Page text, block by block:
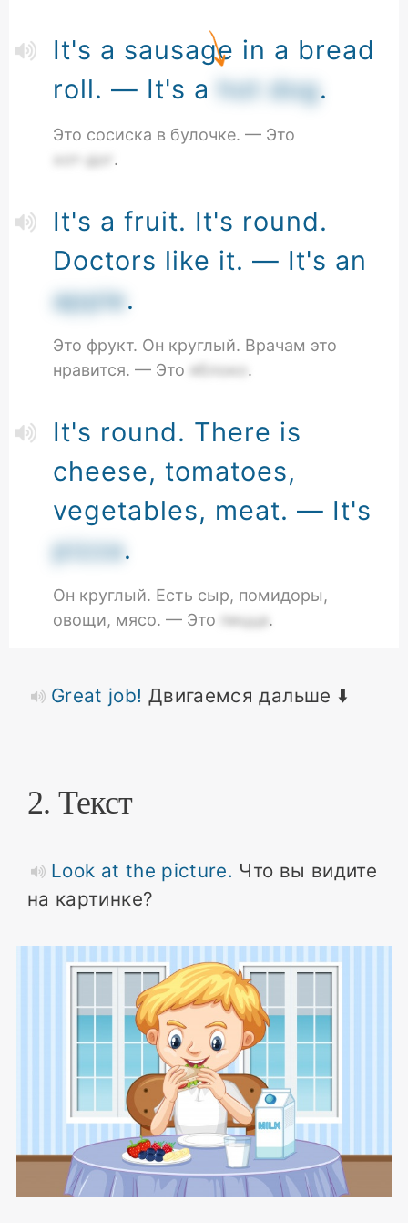
It's a sausage in a bread
roll. — It's a hot dog.
Это сосиска в булочке. — Это
хот-дог .
It's a fruit. It's round.
Doctors like it. — It's an
apple.
Это фрукт. Он круглый. Врачам это
нравится. — Это яблоко .
It's round. There is
cheese, tomatoes,
vegetables, meat. — It's
pizza.
Он круглый. Есть сыр, помидоры,
овощи, мясо. — Это
пицца.
Great job! Двигаемся дальше ⬇️
2. Текст
Look at the picture. Что вы видите
на картинке?